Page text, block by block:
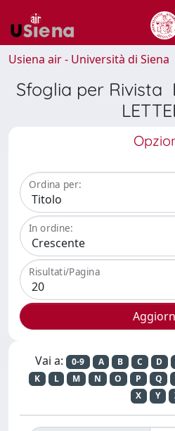
Usiena air - Università di Siena
Sfoglia per Rivista
Ordina per:
In ordine:
Risultati/Pagina
Vai a: 0-9 A B C D
K
L M N O P Q
X
Y